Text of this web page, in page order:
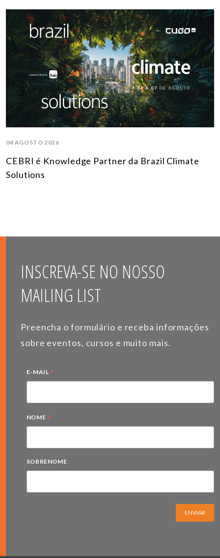
04 AGOSTO 2026
CEBRI é Knowledge Partner da Brazil Climate
Solutions
INSCREVA-SE NO NOSSO
MAILING LIST
Preencha o formulário e receba informações
sobre eventos, cursos e muito mais.
E-MAIL *
NOME *
SOBRENOME
ENVIAR